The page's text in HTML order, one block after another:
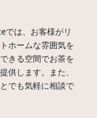
では、お客様がリ
ホームな雰囲気を
きる空間でお茶を
供します。また、
でも気軽に相談で